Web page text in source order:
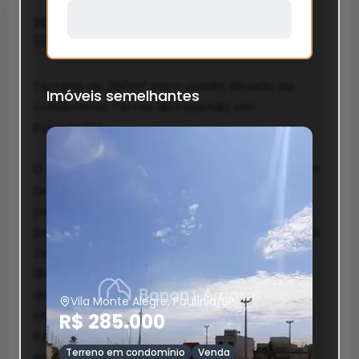
Vila Monte Alegre, Paulínia/SP
R$ 285.000
Terreno de 200m² para venda, situado no
condomínio Terras da Fazenda, em
Paulínia/SP.
privilegiada, proporcionando fácil acesso às
principais rodovias da região, como a Rodovia
Zeferino Vaz e a Rodovia Anhanguera. Além
disso, sua proximidade ao Shopping D Pedro,
que fica a apenas 15 minutos, é um grande
atrativo para quem busca comodidade e
conveniência no dia a dia. O lote em questão